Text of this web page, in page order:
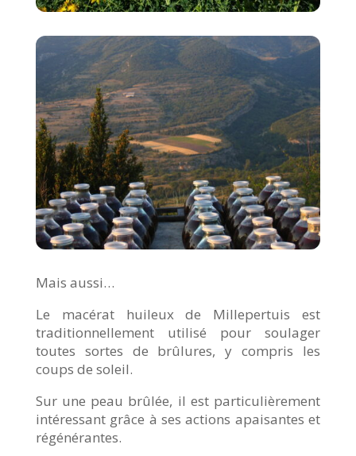
Mais aussi…
Le macérat huileux de Millepertuis est
traditionnellement utilisé pour soulager
toutes sortes de brûlures, y compris les
coups de soleil.
Sur une peau brûlée, il est particulièrement
intéressant grâce à ses actions apaisantes et
régénérantes.